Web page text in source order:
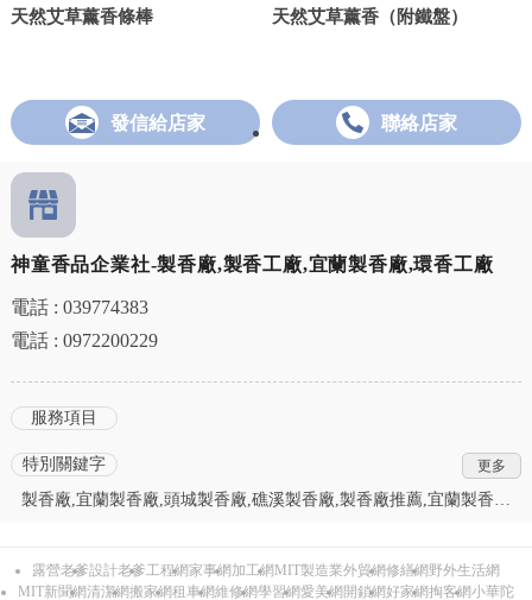
天然艾草薰香條棒 天然艾草薰香（附鐵盤）
發信給店家 聯絡店家
神童香品企業社-製香廠,製香工廠,宜蘭製香廠,環香工廠
電話 : 039774383
電話 : 0972200229
服務項目
特別關鍵字
製香廠,宜蘭製香廠,頭城製香廠,礁溪製香廠,製香廠推薦,宜蘭製香廠
工廠推薦,礁溪製香工廠推薦,環香工廠,宜蘭環香工廠,頭城環香工廠,
礁溪環香工廠,環香工廠推薦,宜蘭環香工廠推薦,頭城環香工廠推薦,
露營老爹設計老爹工程網家事網 加工網 MIT製造業外貿網修繕網 野外生活網
MIT新聞網清潔網搬家網租車網維修網學習網愛美網 開鎖網好家網掏客網小華陀